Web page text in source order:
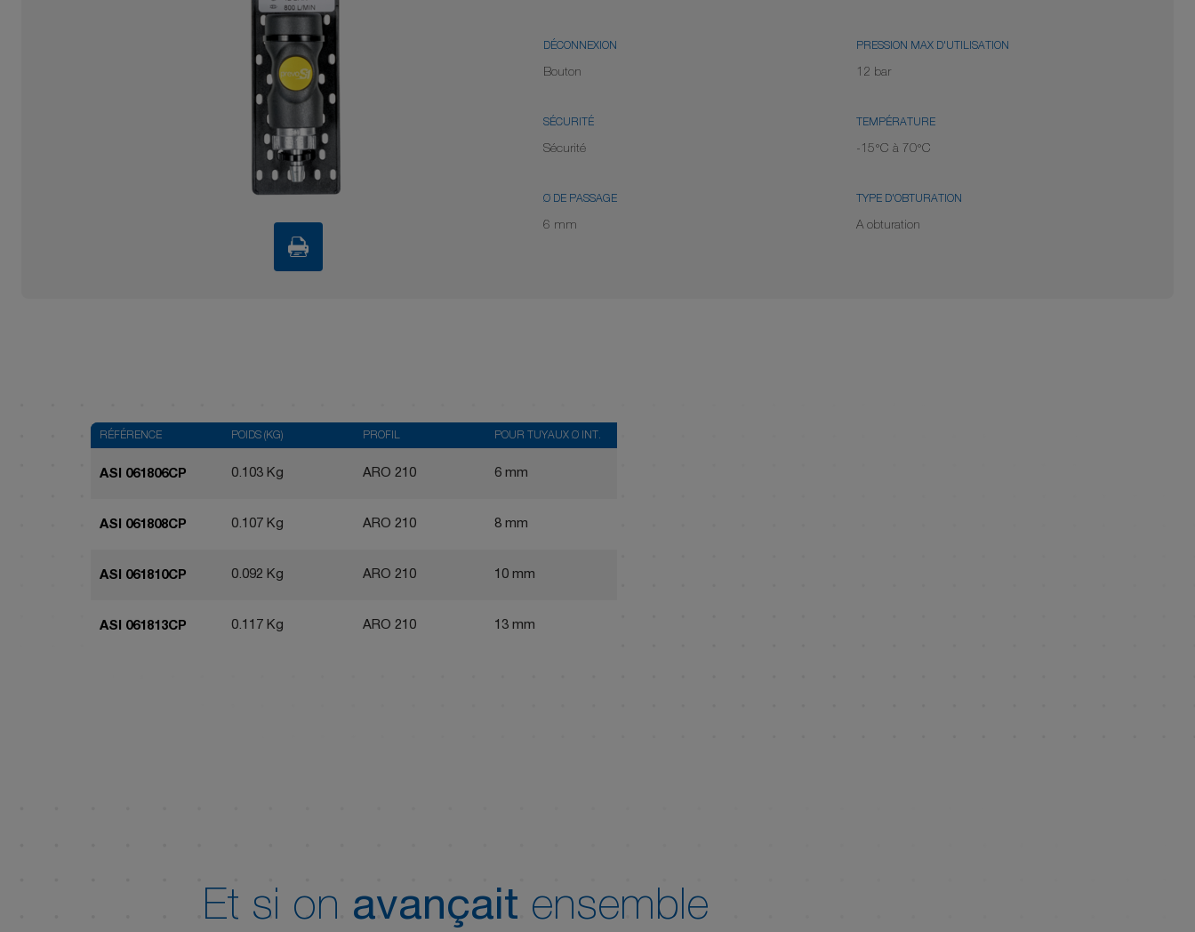
DÉCONNEXION
Bouton
PRESSION MAX D'UTILISATION
12 bar
SÉCURITÉ
Sécurité
TEMPÉRATURE
-15°C à 70°C
Ø DE PASSAGE
6 mm
TYPE D'OBTURATION
A obturation
RÉFÉRENCE POIDS (KG) PROFIL POUR TUYAUX Ø INT.
ASI 061806CP 0.103 Kg ARO 210 6 mm
ASI 061808CP 0.107 Kg ARO 210 8 mm
ASI 061810CP 0.092 Kg ARO 210 10 mm
ASI 061813CP 0.117 Kg ARO 210 13 mm
Et si on avançait ensemble